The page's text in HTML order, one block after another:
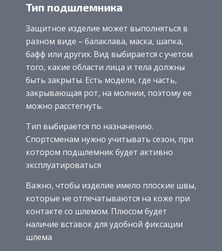
Тип подшлемника
Защитное изделие может выполняться в
разном виде – балаклава, маска, шапка,
бафф или других. Вид выбирается с учетом
того, какие области лица и тела должны
быть закрыты. Есть модели, где часть,
закрывающая рот, на молнии, поэтому ее
можно расстегнуть.
Тип выбирается по назначению.
Спортсменам нужно учитывать сезон, при
котором подшлемник будет активно
эксплуатироваться
Важно, чтобы изделие имело плоские швы,
которые не отпечатываются на коже при
контакте со шлемом. Плюсом будет
наличие вставок для удобной фиксации
шлема